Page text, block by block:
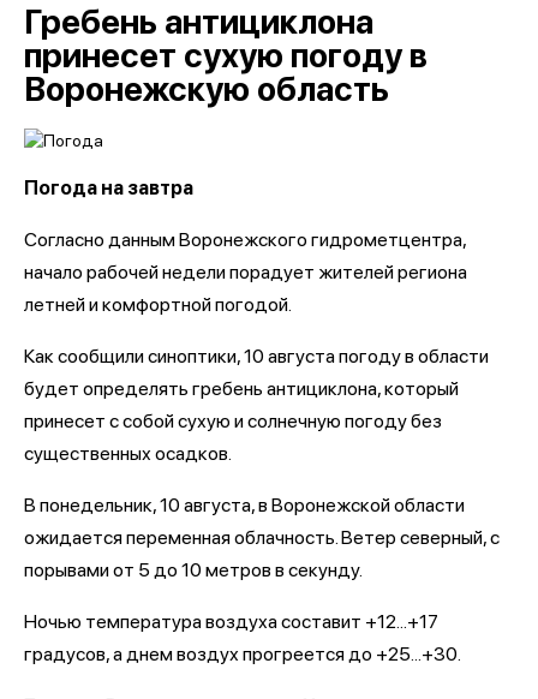
Гребень антициклона
принесет сухую погоду в
Воронежскую область
Погода на завтра
Согласно данным Воронежского гидрометцентра,
начало рабочей недели порадует жителей региона
летней и комфортной погодой.
Как сообщили синоптики, 10 августа погоду в области
будет определять гребень антициклона, который
принесет с собой сухую и солнечную погоду без
существенных осадков.
В понедельник, 10 августа, в Воронежской области
ожидается переменная облачность. Ветер северный, с
порывами от 5 до 10 метров в секунду.
Ночью температура воздуха составит +12...+17
градусов, а днем воздух прогреется до +25...+30.